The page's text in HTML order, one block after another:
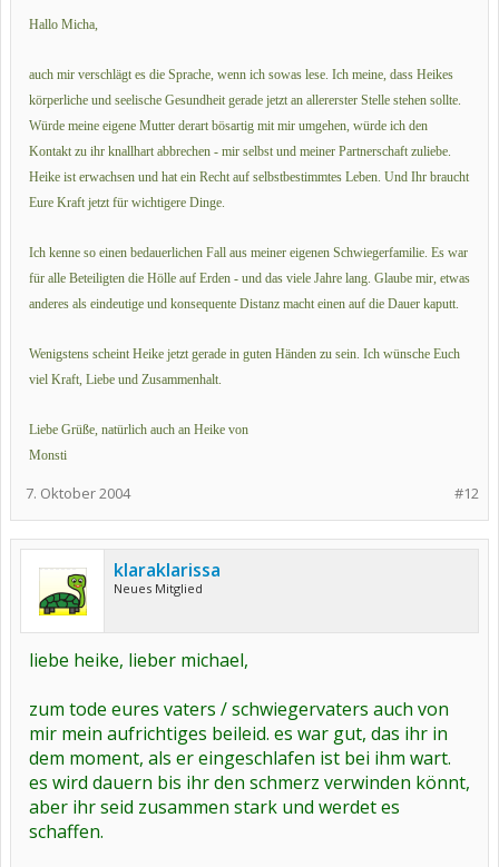
Hallo Micha,
auch mir verschlägt es die Sprache, wenn ich sowas lese. Ich meine, dass Heikes
körperliche und seelische Gesundheit gerade jetzt an allererster Stelle stehen sollte.
Würde meine eigene Mutter derart bösartig mit mir umgehen, würde ich den
Kontakt zu ihr knallhart abbrechen - mir selbst und meiner Partnerschaft zuliebe.
Heike ist erwachsen und hat ein Recht auf selbstbestimmtes Leben. Und Ihr braucht
Eure Kraft jetzt für wichtigere Dinge.
Ich kenne so einen bedauerlichen Fall aus meiner eigenen Schwiegerfamilie. Es war
für alle Beteiligten die Hölle auf Erden - und das viele Jahre lang. Glaube mir, etwas
anderes als eindeutige und konsequente Distanz macht einen auf die Dauer kaputt.
Wenigstens scheint Heike jetzt gerade in guten Händen zu sein. Ich wünsche Euch
viel Kraft, Liebe und Zusammenhalt.
Liebe Grüße, natürlich auch an Heike von
Monsti
#12
7. Oktober 2004
klaraklarissa
Neues Mitglied
liebe heike, lieber michael,
zum tode eures vaters / schwiegervaters auch von
mir mein aufrichtiges beileid. es war gut, das ihr in
dem moment, als er eingeschlafen ist bei ihm wart.
es wird dauern bis ihr den schmerz verwinden könnt,
aber ihr seid zusammen stark und werdet es
schaffen.